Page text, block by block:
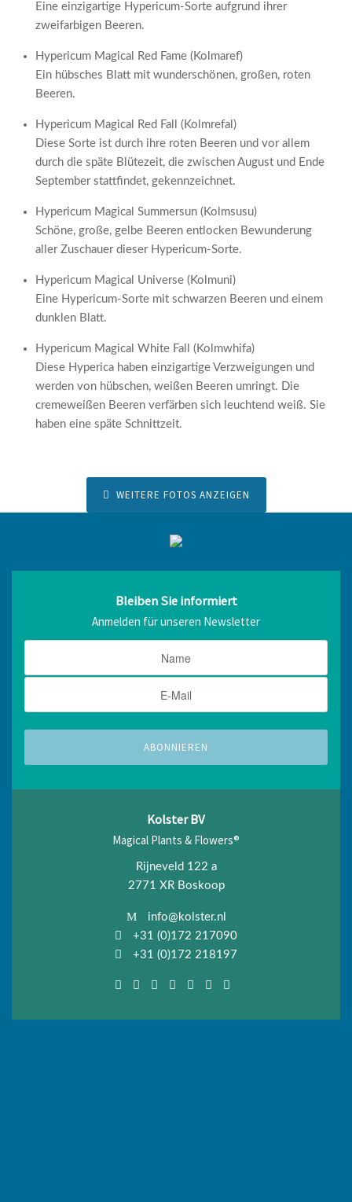
Eine einzigartige Hypericum-Sorte aufgrund ihrer
zweifarbigen Beeren.
Hypericum Magical Red Fame (Kolmaref)
Ein hübsches Blatt mit wunderschönen, großen, roten
Beeren.
Hypericum Magical Red Fall (Kolmrefal)
Diese Sorte ist durch ihre roten Beeren und vor allem
durch die späte Blütezeit, die zwischen August und Ende
September stattfindet, gekennzeichnet.
Hypericum Magical Summersun (Kolmsusu)
Schöne, große, gelbe Beeren entlocken Bewunderung
aller Zuschauer dieser Hypericum-Sorte.
Hypericum Magical Universe (Kolmuni)
Eine Hypericum-Sorte mit schwarzen Beeren und einem
dunklen Blatt.
Hypericum Magical White Fall (Kolmwhifa)
Diese Hyperica haben einzigartige Verzweigungen und
werden von hübschen, weißen Beeren umringt. Die
cremeweißen Beeren verfärben sich leuchtend weiß. Sie
haben eine späte Schnittzeit.
WEITERE FOTOS ANZEIGEN
Bleiben Sie informiert
Anmelden für unseren Newsletter
Kolster BV
Magical Plants & Flowers®
Rijneveld 122 a
2771 XR Boskoop
info@kolster.nl
+31 (0)172 217090
+31 (0)172 218197